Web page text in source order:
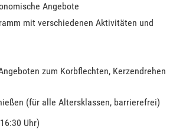
Angebote
mit verschiedenen Aktivitäten und
zum Korbflechten, Kerzendrehen
(für alle Altersklassen, barrierefrei)
Uhr)